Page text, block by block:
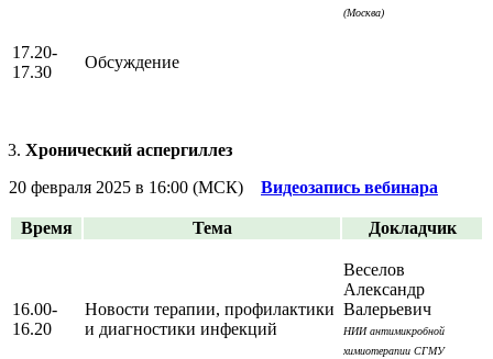
(Москва)
17.20-
17.30
Обсуждение
Хронический аспергиллез
20 февраля 2025 в 16:00 (МСК) Видеозапись вебинара
Время Тема Докладчик
16.00-
16.20
Новости терапии, профилактики
и диагностики инфекций
Веселов
Александр
Валерьевич
НИИ антимикробной
химиотерапии СГМУ